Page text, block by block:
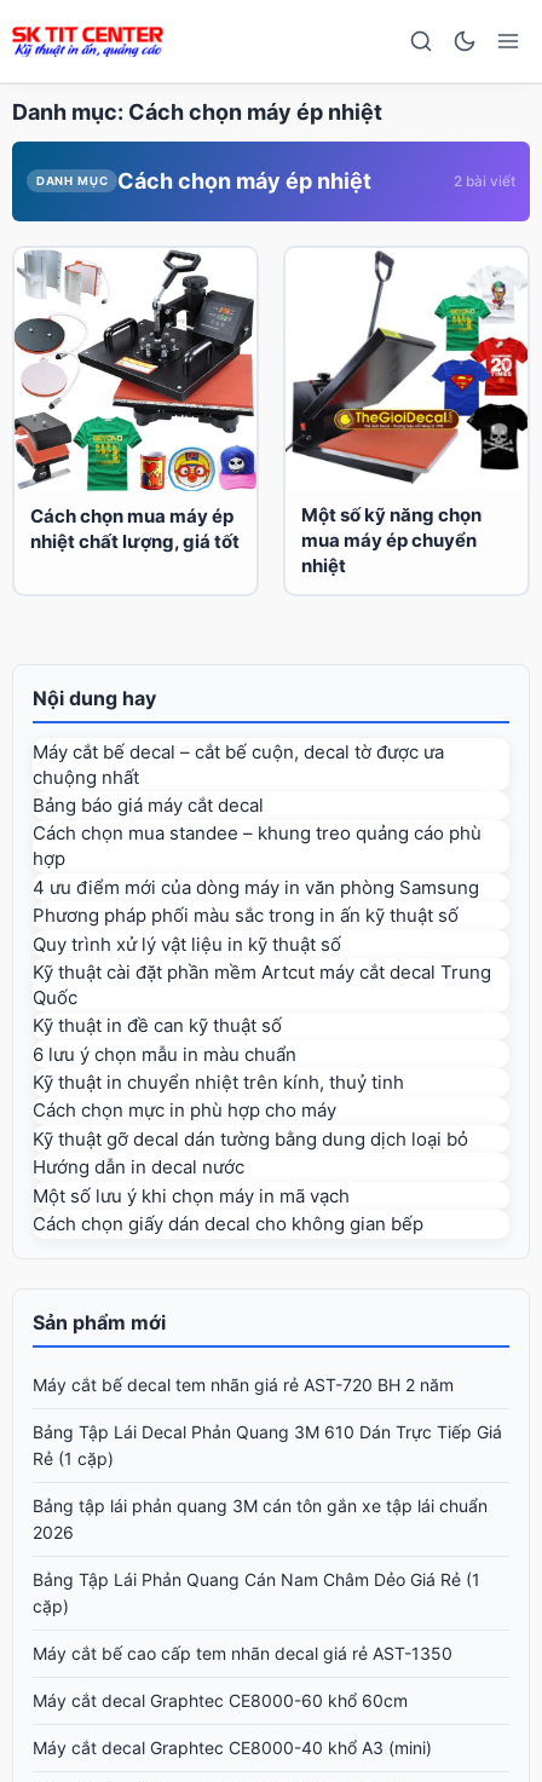
Danh mục: Cách chọn máy ép nhiệt
DANH MỤC Cách chọn máy ép nhiệt 2 bài viết
Cách chọn mua máy ép
nhiệt chất lượng, giá tốt
Một số kỹ năng chọn
mua máy ép chuyển
nhiệt
Nội dung hay
Máy cắt bế decal – cắt bế cuộn, decal tờ được ưa
chuộng nhất
Bảng báo giá máy cắt decal
Cách chọn mua standee – khung treo quảng cáo phù
hợp
4 ưu điểm mới của dòng máy in văn phòng Samsung
Phương pháp phối màu sắc trong in ấn kỹ thuật số
Quy trình xử lý vật liệu in kỹ thuật số
Kỹ thuật cài đặt phần mềm Artcut máy cắt decal Trung
Quốc
Kỹ thuật in đề can kỹ thuật số
6 lưu ý chọn mẫu in màu chuẩn
Kỹ thuật in chuyển nhiệt trên kính, thuỷ tinh
Cách chọn mực in phù hợp cho máy
Kỹ thuật gỡ decal dán tường bằng dung dịch loại bỏ
Hướng dẫn in decal nước
Một số lưu ý khi chọn máy in mã vạch
Cách chọn giấy dán decal cho không gian bếp
Sản phẩm mới
Máy cắt bế decal tem nhãn giá rẻ AST-720 BH 2 năm
Bảng Tập Lái Decal Phản Quang 3M 610 Dán Trực Tiếp Giá
Rẻ (1 cặp)
Bảng tập lái phản quang 3M cán tôn gắn xe tập lái chuẩn
2026
Bảng Tập Lái Phản Quang Cán Nam Châm Dẻo Giá Rẻ (1
cặp)
Máy cắt bế cao cấp tem nhãn decal giá rẻ AST-1350
Máy cắt decal Graphtec CE8000-60 khổ 60cm
Máy cắt decal Graphtec CE8000-40 khổ A3 (mini)